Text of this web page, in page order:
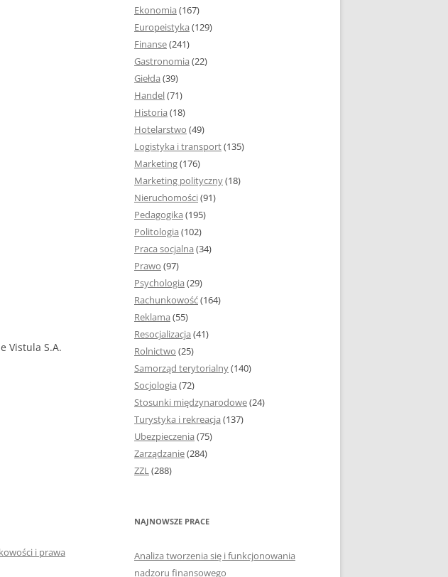
WYRÓŻNIENIA, NUMEROWANIE
CZCIONKA, MARGINESY I
WIELKOŚĆ STRON
STRUKTURA AKAPITU W PRACY
DYPLOMOWEJ
STYL PRACY DYPLOMOWEJ
SPIS TREŚCI W PRACY
DYPLOMOWEJ
WSTĘP PRACY DYPLOMOWEJ
ROZDZIAŁY I PODROZDZIAŁY
ZAKOŃCZENIE PRACY
DYPLOMOWEJ
BIBLIOGRAFIA
SPIS RYSUNKÓW, TABEL I
ZAŁĄCZNIKÓW
TABELE, RYSUNKI ORAZ WYKRESY
KSIĄŻKI, KTÓRE POMOGĄ CI
Vistula S.A.
i prawa
Ekonomia (167)
Europeistyka (129)
Finanse(241)
Gastronomia (22)
Giełda (39)
Handel(71)
Historia (18)
Hotelarstwo (49)
Logistyka i transport(135)
Marketing(176)
Marketing polityczny(18)
Nieruchomości(91)
Pedagogika (195)
Politologia (102)
Praca socjalna (34)
Prawo (97)
Psychologia (29)
Rachunkowość(164)
Reklama (55)
Resocjalizacja (41)
Rolnictwo (25)
Samorząd terytorialny(140)
Socjologia (72)
Stosunki międzynarodowe(24)
Turystyka i rekreacja (137)
Ubezpieczenia (75)
Zarządzanie(284)
ZZL(288)
NAJNOWSZE PRACE
Analiza tworzenia się i funkcjonowania
nadzoru finansowego